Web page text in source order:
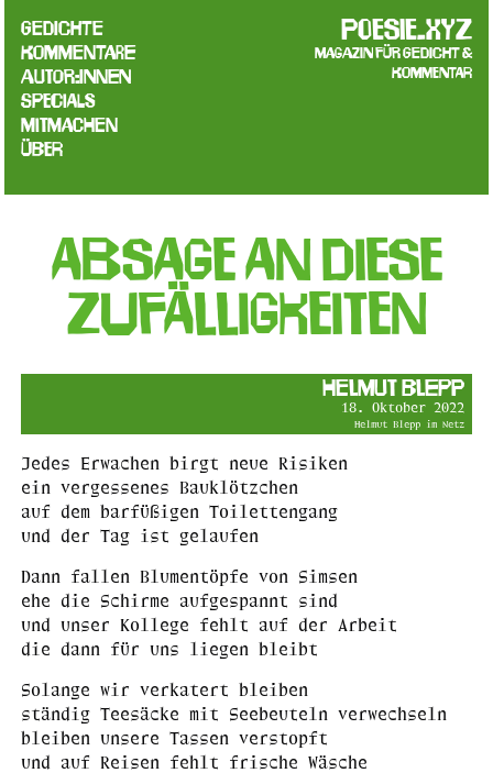
poesie.xyz
Magazin für Gedicht &
Kommentar
Gedichte
Kommentare
Autor:innen
Specials
Mitmachen
Über
Absage an diese
Zufälligkeiten
Helmut Blepp
18. Oktober 2022
Helmut Blepp im Netz
Jedes Erwachen birgt neue Risiken
ein vergessenes Bauklötzchen
auf dem barfüßigen Toilettengang
und der Tag ist gelaufen
Dann fallen Blumentöpfe von Simsen
ehe die Schirme aufgespannt sind
und unser Kollege fehlt auf der Arbeit
die dann für uns liegen bleibt
Solange wir verkatert bleiben
ständig Teesäcke mit Seebeuteln verwechseln
bleiben unsere Tassen verstopft
und auf Reisen fehlt frische Wäsche